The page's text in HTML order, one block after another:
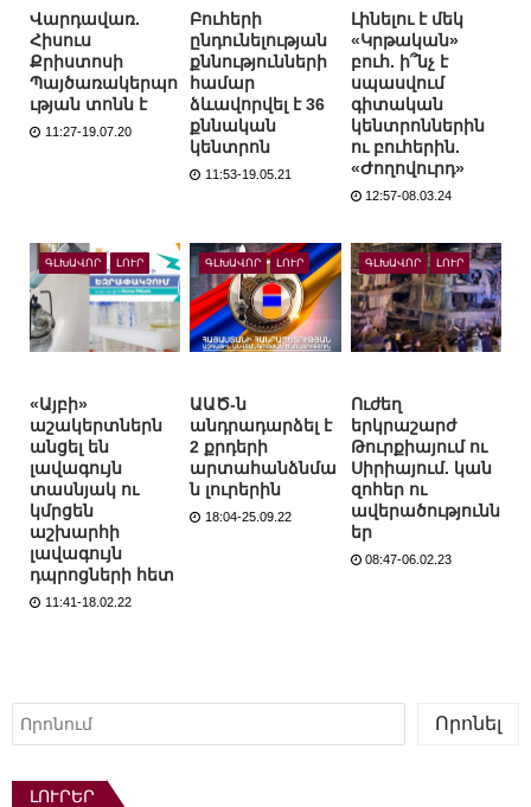
Վարդավառ.
Հիսուս
Քրիստոսի
Պայծառակերպո
ւթյան տոնն է
11:27-19.07.20
Բուհերի
ընդունելության
քննությունների
համար
ձևավորվել է 36
քննական
կենտրոն
11:53-19.05.21
Լինելու է մեկ
«Կրթական»
բուհ. ի՞նչ է
սպասվում
գիտական
կենտրոններին
ու բուհերին.
«Ժողովուրդ»
12:57-08.03.24
ԳԼԽԱՎՈՐ ԼՈՒՐ
«Այբի»
աշակերտներն
անցել են
լավագույն
տասնյակ ու
կմրցեն
աշխարհի
լավագույն
դպրոցների հետ
11:41-18.02.22
ԳԼԽԱՎՈՐ ԼՈՒՐ
ԱԱԾ-ն
անդրադարձել է
2 քրդերի
արտահանձնմա
ն լուրերին
18:04-25.09.22
ԳԼԽԱՎՈՐ ԼՈՒՐ
Ուժեղ
երկրաշարժ
Թուրքիայում ու
Սիրիայում. կան
զոհեր ու
ավերածությունն
եր
08:47-06.02.23
Որոնել
Որոնել
ԼՈՒՐԵՐ